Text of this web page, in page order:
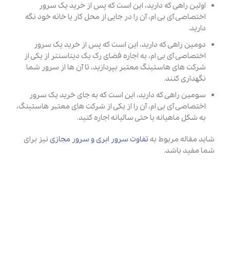
اولین راهی که دارید، این است که پس از خرید یک سرور
اختصاصی آی بی ام، آن را در جایی از محل کار یا خانه خود نگه
دارید.
دومین راهی که دارید، این است که پس از خرید یک سرور
اختصاصی آی بی ام، به اجاره فضای رک یک دیتاسنتر از یکی از
شرکت های هاستینگ معتبر بپردازید، تا آن ها از سرور شما
نگهداری کنند.
سومین راهی که دارید، این است که به جای خرید یک سرور
اختصاصی آی بی ام، آن را از یکی از شرکت های معتبر هاستینگ،
به شکل ماهیانه یا حتی سالیانه اجاره کنید.
شاید مقاله مربوط به تفاوت سرور ابری و سرور مجازی نیز برای
شما مفید باشد.